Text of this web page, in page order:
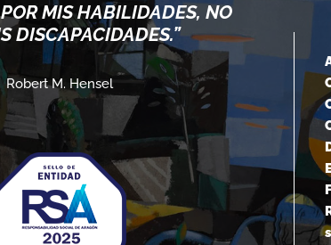
MIS HABILIDADES, NO
DISCAPACIDADES.”
Robert M. Hensel